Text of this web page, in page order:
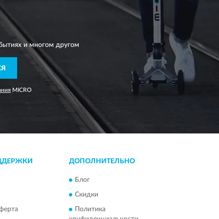
и многом другом
MICRO
ДОПОЛНИТЕЛЬНО
Блог
Скидки
Политика